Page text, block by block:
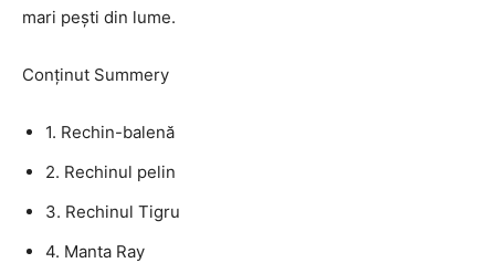
mari pești din lume.
Conținut Summery
1. Rechin-balenă
2. Rechinul pelin
3. Rechinul Tigru
4. Manta Ray